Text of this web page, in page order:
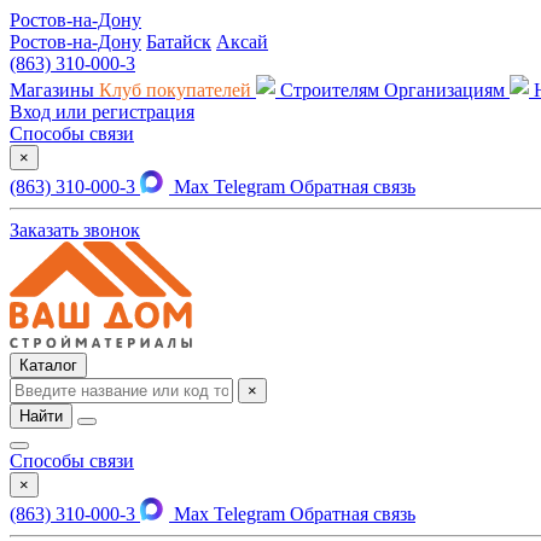
Ростов-на-Дону
Ростов-на-Дону Батайск Аксай
(863) 310-000-3
Магазины Клуб покупателей Строителям Организациям
Вход или регистрация
Способы связи
×
(863) 310-000-3 Max Telegram Обратная связь
Заказать звонок
Каталог
×
Найти
Способы связи
×
(863) 310-000-3 Max Telegram Обратная связь